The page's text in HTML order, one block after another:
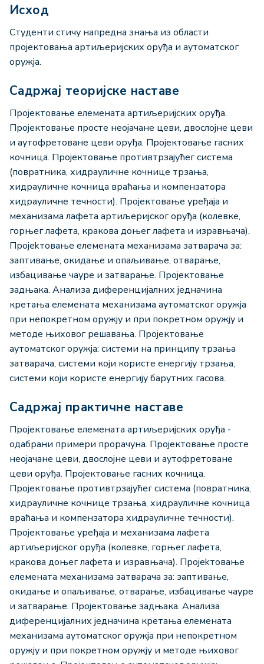
Исход
Студенти стичу напредна знања из области
пројектовања артиљеријских оруђа и аутоматског
оружја.
Садржај теоријске наставе
Пројектовање елемената артиљеријских оруђа.
Пројектовање просте неојачане цеви, двослојне цеви
и аутофретоване цеви оруђа. Пројектовање гасних
кочница. Пројектовање противтрзајућег система
(повратника, хидрауличне кочнице трзања,
хидрауличне кочница враћања и компензатора
хидрауличне течности). Пројектовање уређаја и
механизама лафета артиљеријског оруђа (колевке,
горњег лафета, кракова доњег лафета и изравњача).
Пројеkтовање елемената механизама затварача за:
заптивање, окидање и опаљивање, отварање,
избацивање чауре и затварање. Пројектовање
задњака. Анализа диференцијалних једначина
кретања елемената механизама аутоматског оружја
при непокретном оружју и при покретном оружју и
методе њиховог решавања. Пројектовање
аутоматског оружја: системи на принципу трзања
затварача, системи који користе енергију трзања,
системи који користе енергију барутних гасова.
Садржај практичне наставе
Пројектовање елемената артиљеријских оруђа -
одабрани примери прорачуна. Пројектовање просте
неојачане цеви, двослојне цеви и аутофретоване
цеви оруђа. Пројектовање гасних кочница.
Пројектовање противтрзајућег система (повратника,
хидрауличне кочнице трзања, хидрауличне кочница
враћања и компензатора хидрауличне течности).
Пројектовање уређаја и механизама лафета
артиљеријског оруђа (колевке, горњег лафета,
кракова доњег лафета и изравњача). Пројеkтовање
елемената механизама затварача за: заптивање,
окидање и опаљивање, отварање, избацивање чауре
и затварање. Пројектовање задњака. Анализа
диференцијалних једначина кретања елемената
механизама аутоматског оружја при непокретном
оружју и при покретном оружју и методе њиховог